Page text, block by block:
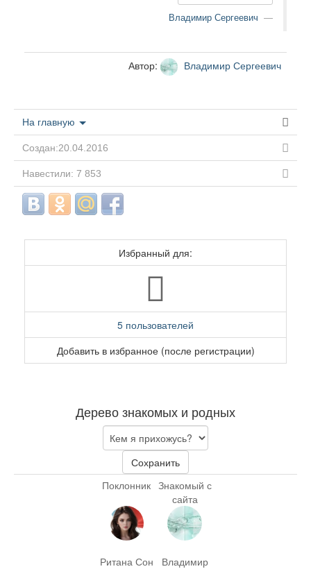
Владимир Сергеевич
Автор: Владимир Сергеевич
На главную
Создан:20.04.2016
Навестили: 7 853
Избранный для:
5 пользователей
Добавить в избранное (после регистрации)
Дерево знакомых и родных
Сохранить
Поклонник
Ритана Сон
Знакомый с
сайта
Владимир